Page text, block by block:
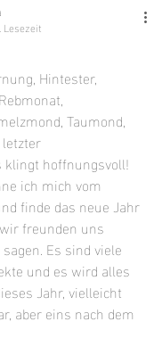
Lesezeit
Hintester,
Taumond,
klingt hoffnungsvoll!
ich mich vom
finde das neue Jahr
freunden uns
Es sind viele
und es wird alles
Jahr, vielleicht
aber eins nach dem